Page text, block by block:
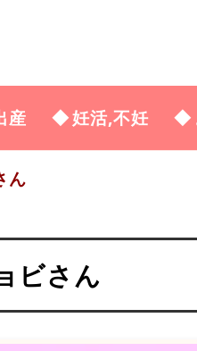
産 妊活,不妊
ん
ビさん